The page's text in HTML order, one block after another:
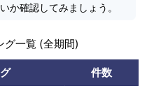
か確認してみましょう。
グ一覧 (全期間)
件数